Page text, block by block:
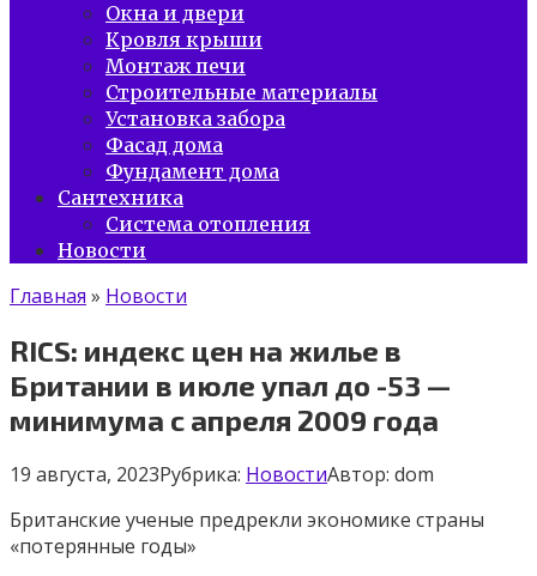
Окна и двери
Кровля крыши
Монтаж печи
Строительные материалы
Установка забора
Фасад дома
Фундамент дома
Сантехника
Система отопления
Новости
Главная » Новости
RICS: индекс цен на жилье в
Британии в июле упал до -53 —
минимума с апреля 2009 года
19 августа, 2023Рубрика: НовостиАвтор: dom
Британские ученые предрекли экономике страны
«потерянные годы»